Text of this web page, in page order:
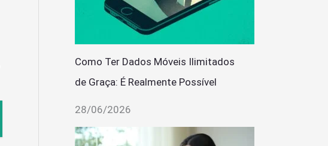
Como Ter Dados Móveis Ilimitados
de Graça: É Realmente Possível
28/06/2026